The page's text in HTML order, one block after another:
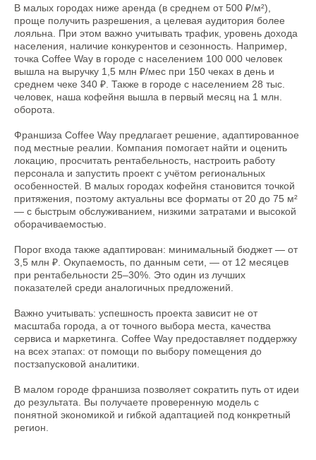
В малых городах ниже аренда (в среднем от 500 ₽/м²),
проще получить разрешения, а целевая аудитория более
лояльна. При этом важно учитывать трафик, уровень дохода
населения, наличие конкурентов и сезонность. Например,
точка Coffee Way в городе с населением 100 000 человек
вышла на выручку 1,5 млн ₽/мес при 150 чеках в день и
среднем чеке 340 ₽. Также в городе с населением 28 тыс.
человек, наша кофейня вышла в первый месяц на 1 млн.
оборота.
Франшиза Coffee Way предлагает решение, адаптированное
под местные реалии. Компания помогает найти и оценить
локацию, просчитать рентабельность, настроить работу
персонала и запустить проект с учётом региональных
особенностей. В малых городах кофейня становится точкой
притяжения, поэтому актуальны все форматы от 20 до 75 м²
— с быстрым обслуживанием, низкими затратами и высокой
оборачиваемостью.
Порог входа также адаптирован: минимальный бюджет — от
3,5 млн ₽. Окупаемость, по данным сети, — от 12 месяцев
при рентабельности 25–30%. Это один из лучших
показателей среди аналогичных предложений.
Важно учитывать: успешность проекта зависит не от
масштаба города, а от точного выбора места, качества
сервиса и маркетинга. Coffee Way предоставляет поддержку
на всех этапах: от помощи по выбору помещения до
постзапусковой аналитики.
В малом городе франшиза позволяет сократить путь от идеи
до результата. Вы получаете проверенную модель с
понятной экономикой и гибкой адаптацией под конкретный
регион.
Все новости
Политика по обработке персональных
Согласие на обработку персональных
данных
Пользовательское соглашение
вк
info@coffeeway.ru
Для гостя
Обжарка кофе
Работа в Coffee
Way
Новости
макс